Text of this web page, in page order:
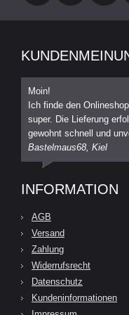
Moin!
Ich finde den
super. Die Lieferung
gewohnt schnell und
Bastelmaus68, Kiel
INFORMATION
AGB
Versand
Zahlung
Widerrufsrecht
Datenschutz
Kundeninformationen